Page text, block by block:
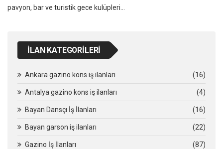
pavyon, bar ve turistik gece kulüpleri…
İLAN KATEGORILERI
Ankara gazino kons iş ilanları (16)
Antalya gazino kons iş ilanları (4)
Bayan Dansçı İş İlanları (16)
Bayan garson iş ilanları (22)
Gazino İş İlanları (87)